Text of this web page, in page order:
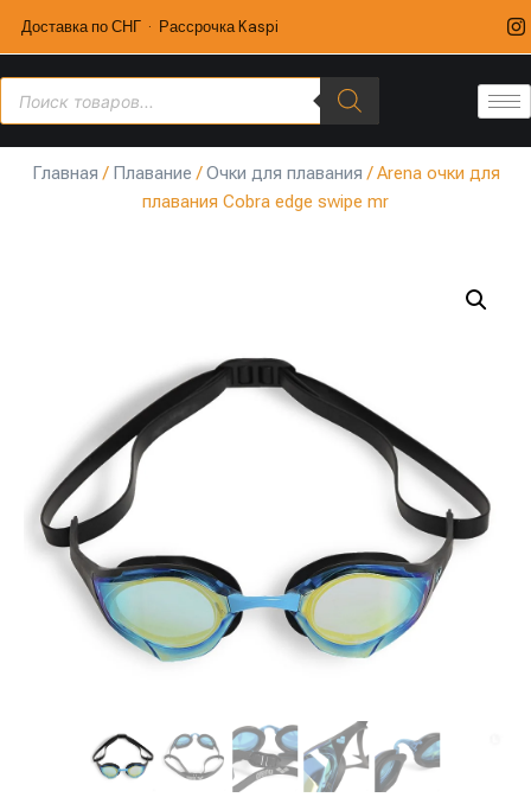
Доставка по СНГ · Рассрочка Kaspi
Главная / Плавание /Очки для плавания / Arena очки для
плавания Cobra edge swipe mr